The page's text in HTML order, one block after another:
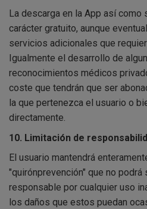
La descarga en la App así como
carácter gratuito, aunque
servicios adicionales que
Igualmente el desarrollo de
reconocimientos médicos
coste que tendrán que ser
la que pertenezca el usuario o
directamente.
10. Limitación de
El usuario mantendrá
"quirónprevención" que no podrá
responsable por cualquier uso
los daños que estos puedan